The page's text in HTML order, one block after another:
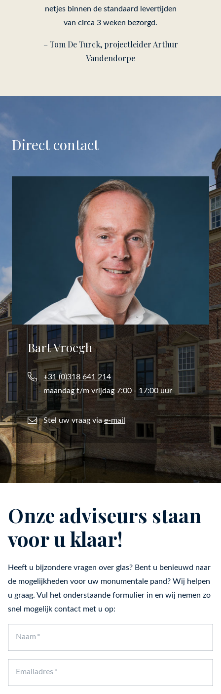
netjes binnen de standaard levertijden
van circa 3 weken bezorgd.
– Tom De Turck, projectleider Arthur
Vandendorpe
Direct contact
Bart Vroegh
+31 (0)318 641 214
maandag t/m vrijdag 7:00 - 17:00 uur
Stel uw vraag viae-mail
Onze adviseurs staan
voor u klaar!
Heeft u bijzondere vragen over glas? Bent u benieuwd naar
de mogelijkheden voor uw monumentale pand? Wij helpen
u graag. Vul het onderstaande formulier in en wij nemen zo
snel mogelijk contact met u op:
Naam
Emailadres